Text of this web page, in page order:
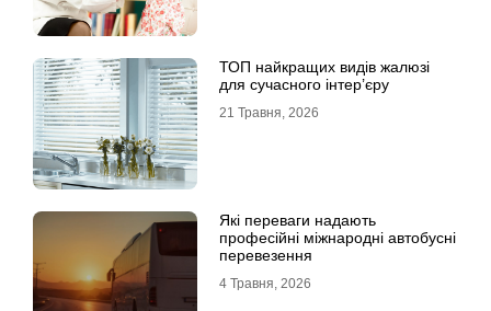
ТОП найкращих видів жалюзі
для сучасного інтер’єру
21 Травня, 2026
Які переваги надають
професійні міжнародні автобусні
перевезення
4 Травня, 2026